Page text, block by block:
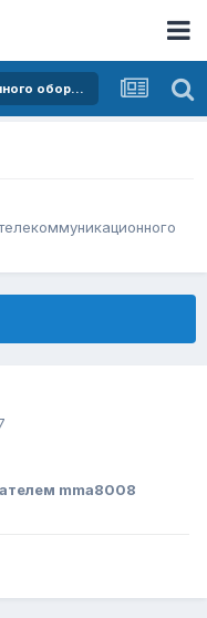
Покупка и продажа телекоммуникационного оборудования
mma8008